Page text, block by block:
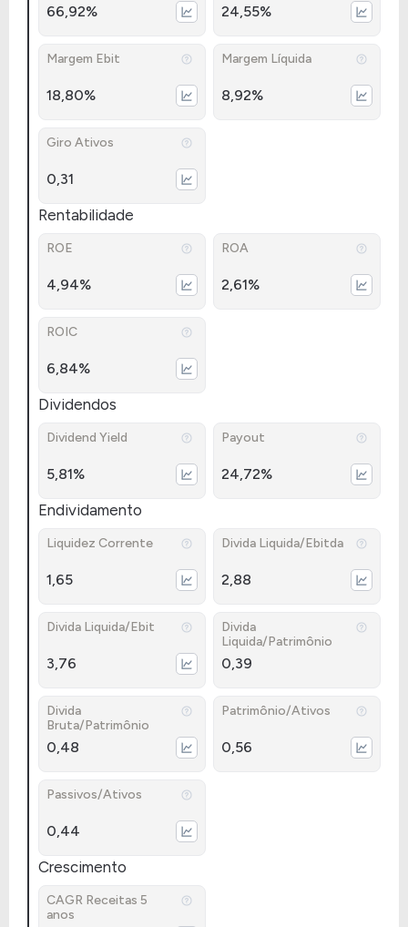
66,92% 24,55%
Margem Ebit
18,80%
Margem Líquida
8,92%
Giro Ativos
0,31
Rentabilidade
ROE
4,94%
ROA
2,61%
ROIC
6,84%
Dividendos
Dividend Yield
5,81%
Payout
24,72%
Endividamento
Liquidez Corrente
1,65
Divida Liquida/Ebitda
2,88
Divida Liquida/Ebit
3,76
Divida
Liquida/Patrimônio
0,39
Divida
Bruta/Patrimônio
0,48
Patrimônio/Ativos
0,56
Passivos/Ativos
0,44
Crescimento
CAGR Receitas 5
anos